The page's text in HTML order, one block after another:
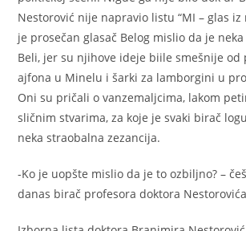
Nestorović nije napravio listu “MI – glas iz
je prosečan glasač Belog mislio da je
Beli, jer su njihove ideje biile smešnije od
ajfona u Minelu i šarki za lamborgini u
Oni su pričali o vanzemaljcima, lakom
sličnim stvarima, za koje je svaki birač
neka straobalna zezancija.
-Ko je uopšte mislio da je to ozbiljno? –
danas birač profesora doktora